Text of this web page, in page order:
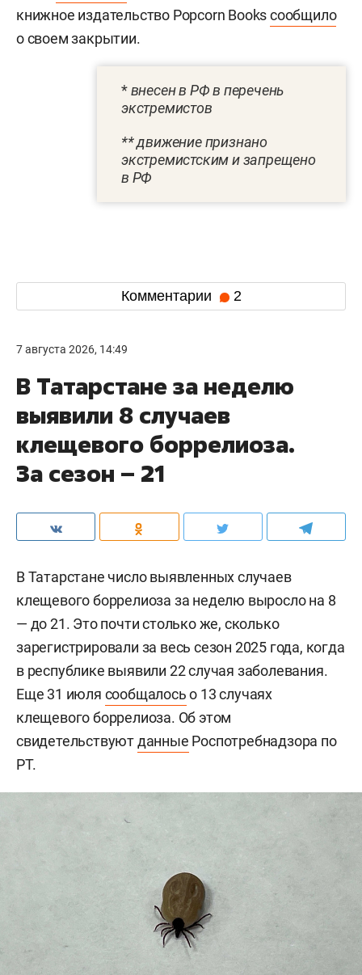
книжное издательство Popcorn Booksсообщило
о своем закрытии.
*внесен в РФ в перечень
экстремистов
** движение признано
экстремистским и запрещено
в РФ
Комментарии 2
7 августа 2026, 14:49
В Татарстане за неделю
выявили 8 случаев
клещевого боррелиоза.
За сезон – 21
В Татарстане число выявленных случаев
клещевого боррелиоза за неделю выросло на 8
— до 21. Это почти столько же, сколько
зарегистрировали за весь сезон 2025 года, когда
в республике выявили 22 случая заболевания.
Еще 31 июля сообщалосьо 13 случаях
клещевого боррелиоза. Об этом
свидетельствуютданные Роспотребнадзора по
РТ.